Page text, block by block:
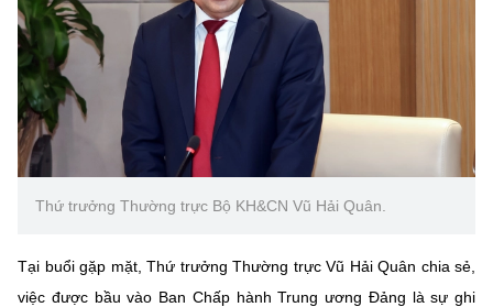
Thứ trưởng Thường trực Bộ KH&CN Vũ Hải Quân.
Tại buổi gặp mặt, Thứ trưởng Thường trực Vũ Hải Quân chia sẻ,
việc được bầu vào Ban Chấp hành Trung ương Đảng là sự ghi